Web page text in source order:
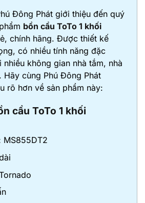
Đông Phát giới thiệu đến quý
bồn cầu ToTo 1 khối
chính hãng. Được thiết kế
có nhiều tính năng đặc
không gian nhà tắm, nhà
Hãy cùng Phú Đông Phát
rõ hơn về sản phẩm này:
cầu ToTo 1 khối
MS855DT2